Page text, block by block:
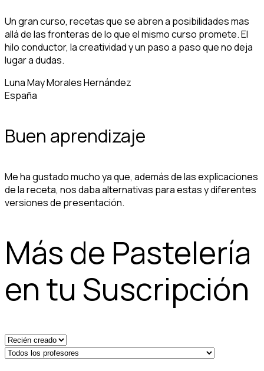
Un gran curso, recetas que se abren a posibilidades mas
allá de las fronteras de lo que el mismo curso promete. El
hilo conductor, la creatividad y un paso a paso que no deja
lugar a dudas.
Luna May Morales Hernández
España
Buen aprendizaje
Me ha gustado mucho ya que, además de las explicaciones
de la receta, nos daba alternativas para estas y diferentes
versiones de presentación.
Más de Pastelería
en tu Suscripción